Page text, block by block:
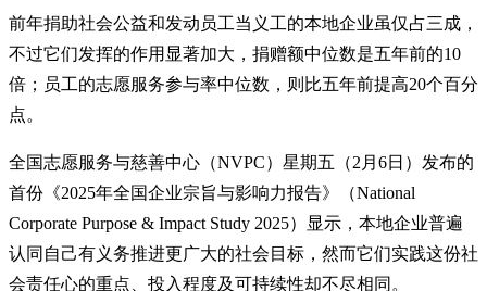
前年捐助社会公益和发动员工当义工的本地企业虽仅占三成，
不过它们发挥的作用显著加大，捐赠额中位数是五年前的10
倍；员工的志愿服务参与率中位数，则比五年前提高20个百分
点。
全国志愿服务与慈善中心（NVPC）星期五（2月6日）发布的
首份《2025年全国企业宗旨与影响力报告》（National
Corporate Purpose & Impact Study 2025）显示，本地企业普遍
认同自己有义务推进更广大的社会目标，然而它们实践这份社
会责任心的重点、投入程度及可持续性却不尽相同。